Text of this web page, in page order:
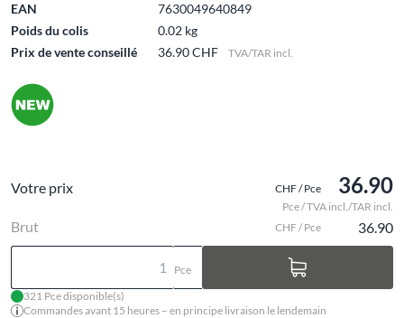
EAN
7630049640849
Poids du colis
0.02 kg
Prix de vente conseillé
36.90 CHF TVA/TAR incl.
Votre prix CHF / Pce 36.90
Pce / TVA incl./TAR incl.
Brut CHF / Pce 36.90
Pce
321 Pce disponible(s)
Commandes avant 15 heures – en principe livraison le lendemain